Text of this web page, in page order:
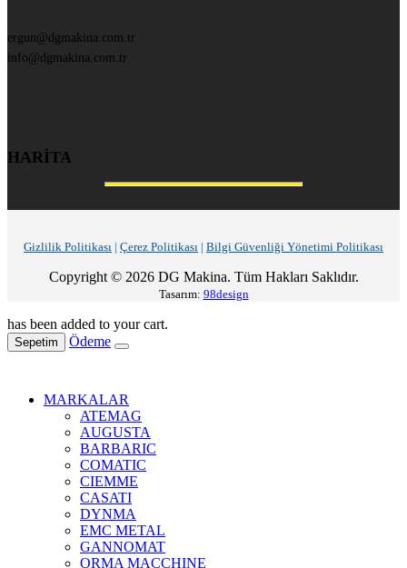
ergun@dgmakina.com.tr
info@dgmakina.com.tr
HARİTA
Gizlilik Politikası | Çerez Politikası | Bilgi Güvenliği Yönetimi Politikası
Copyright © 2026 DG Makina. Tüm Hakları Saklıdır.
Tasarım: 98design
has been added to your cart.
Sepetim Ödeme
MARKALAR
ATEMAG
AUGUSTA
BARBARIC
COMATIC
CIEMME
CASATI
DYNMA
EMC METAL
GANNOMAT
ORMA MACCHINE